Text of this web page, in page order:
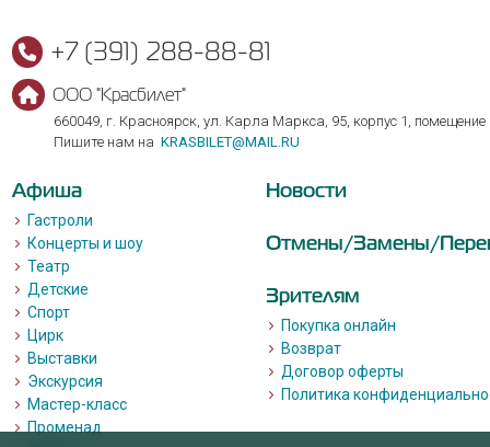
+7 (391) 288-88-81
ООО "Красбилет"
660049, г. Красноярск, ул. Карла Маркса, 95, корпус 1, помещение
Пишите нам на KRASBILET@MAIL.RU
Афиша
Гастроли
Концерты и шоу
Театр
Детские
Спорт
Цирк
Выставки
Экскурсия
Мастер-класс
Променад
Новости
Отмены/Замены/
Зрителям
Покупка онлайн
Возврат
Договор оферты
Политика